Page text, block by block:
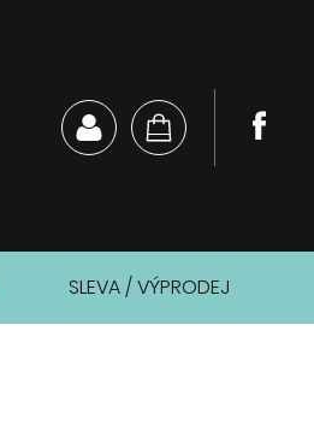
SLEVA / VÝPRODEJ